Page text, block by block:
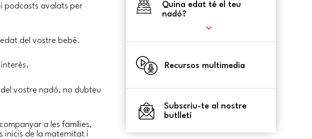
podcasts avalats per
del vostre bebè.
vostre nadó, no dubteu
a les famílies,
inicis de la maternitat i
Quina edat té el teu
nadó?
Recursos multimedia
Subscriu-te al nostre
butlletí